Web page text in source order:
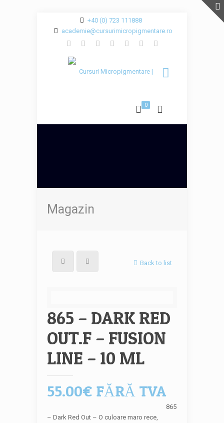
+40 (0) 723 111888
academie@cursurimicropigmentare.ro
0
Magazin
Back to list
865 – DARK RED
OUT.F – FUSION
LINE – 10 ML
55.00€ FĂRĂ TVA
865
– Dark Red Out – O culoare maro rece,